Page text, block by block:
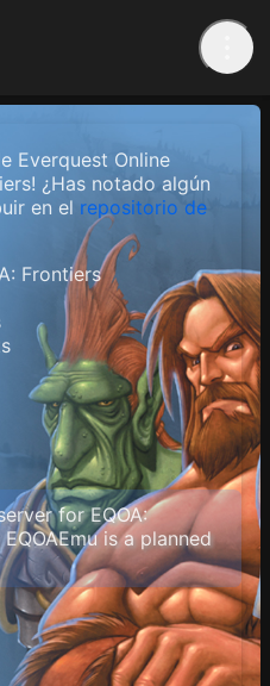
Everquest Online
¿Has notado algún
en el repositorio de
Frontiers
for EQOA:
is a planned